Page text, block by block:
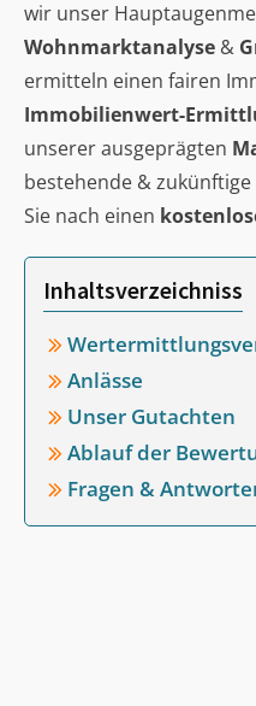
wir unser
Wohnmarktanalyse &
ermitteln einen fairen
Immobilienwert-
unserer ausgeprägten
bestehende &
Sie nach einen
Inhaltsverzeichniss
Anlässe
Unser Gutachten
Ablauf der
Fragen &